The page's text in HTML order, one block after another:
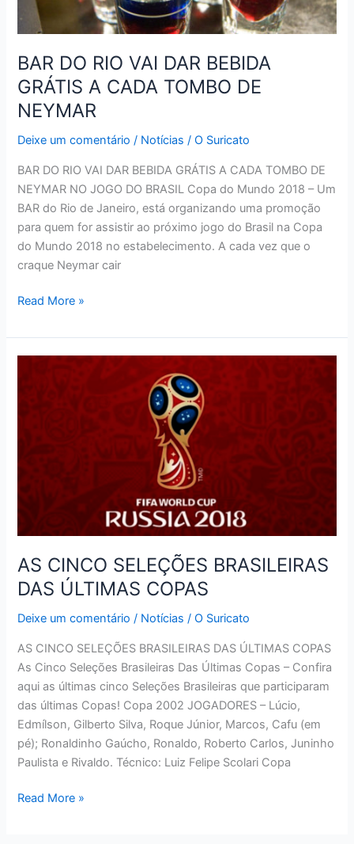
BAR DO RIO VAI DAR BEBIDA
GRÁTIS A CADA TOMBO DE
NEYMAR
Deixe um comentário / Notícias /O Suricato
BAR DO RIO VAI DAR BEBIDA GRÁTIS A CADA TOMBO DE
NEYMAR NO JOGO DO BRASIL Copa do Mundo 2018 – Um
BAR do Rio de Janeiro, está organizando uma promoção
para quem for assistir ao próximo jogo do Brasil na Copa
do Mundo 2018 no estabelecimento. A cada vez que o
craque Neymar cair
BAR
RIO
VAI
BEBIDA
GRÁTIS
CADA
TOMBO
DE
NEYMAR
Read More »
AS CINCO SELEÇÕES BRASILEIRAS
DAS ÚLTIMAS COPAS
Deixe um comentário / Notícias /O Suricato
AS CINCO SELEÇÕES BRASILEIRAS DAS ÚLTIMAS COPAS
As Cinco Seleções Brasileiras Das Últimas Copas – Confira
aqui as últimas cinco Seleções Brasileiras que participaram
das últimas Copas! Copa 2002 JOGADORES – Lúcio,
Edmílson, Gilberto Silva, Roque Júnior, Marcos, Cafu (em
pé); Ronaldinho Gaúcho, Ronaldo, Roberto Carlos, Juninho
Paulista e Rivaldo. Técnico: Luiz Felipe Scolari Copa
AS
Read More »